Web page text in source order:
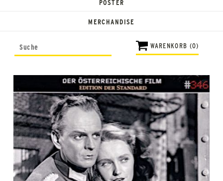
POSTER
MERCHANDISE
WARENKORB (0)